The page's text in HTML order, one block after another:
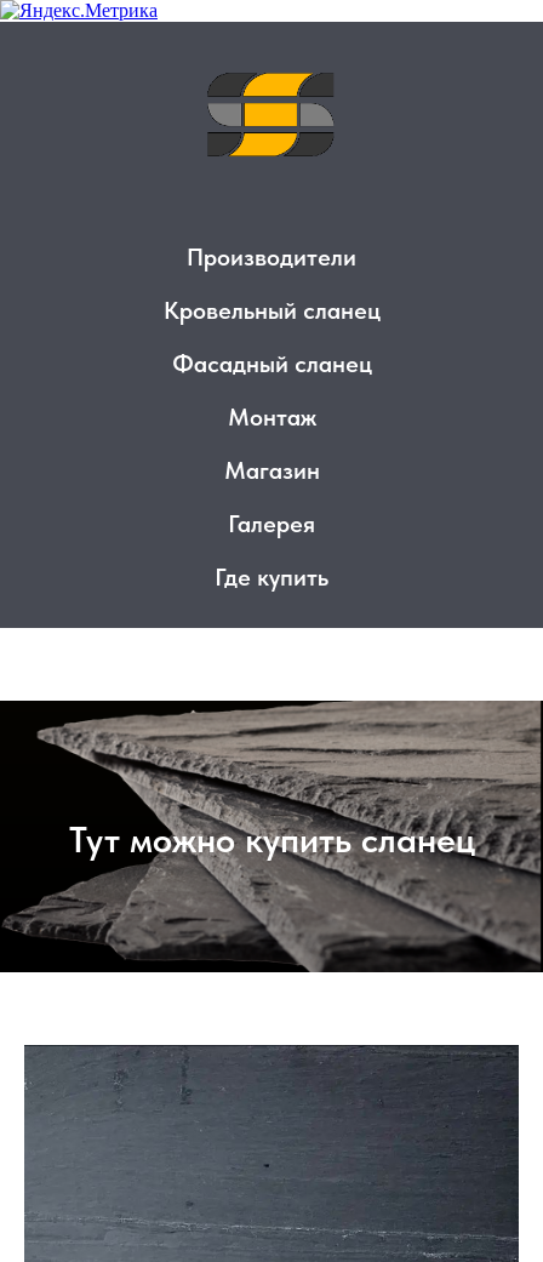
Производители
Кровельный сланец
Фасадный сланец
Монтаж
Магазин
Галерея
Где купить
Тут можно купить сланец